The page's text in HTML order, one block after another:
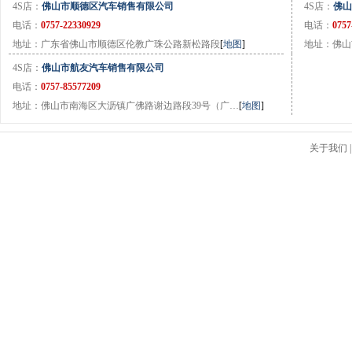
4S店： 佛山市顺德区汽车销售有限公司
电话： 0757-22330929
地址：广东省佛山市顺德区伦教广珠公路新松路段[地图]
4S店： 佛
电话：
地址：佛
4S店： 佛山市航友汽车销售有限公司
电话： 0757-85577209
地址：佛山市南海区大沥镇广佛路谢边路段39号（广…[地图]
关于我们